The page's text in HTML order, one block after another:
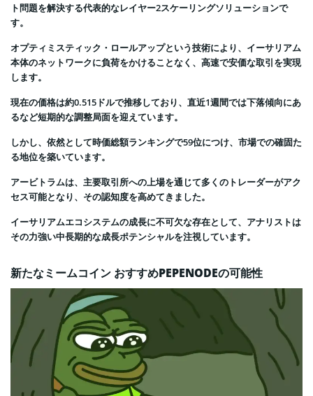
ト問題を解決する代表的なレイヤー2スケーリングソリューションで
す。
オプティミスティック・ロールアップという技術により、イーサリアム
本体のネットワークに負荷をかけることなく、高速で安価な取引を実現
します。
現在の価格は約0.515ドルで推移しており、直近1週間では下落傾向にあ
るなど短期的な調整局面を迎えています。
しかし、依然として時価総額ランキングで59位につけ、市場での確固た
る地位を築いています。
アービトラムは、主要取引所への上場を通じて多くのトレーダーがアク
セス可能となり、その認知度を高めてきました。
イーサリアムエコシステムの成長に不可欠な存在として、アナリストは
その力強い中長期的な成長ポテンシャルを注視しています。
新たなミームコイン おすすめPEPENODEの可能性